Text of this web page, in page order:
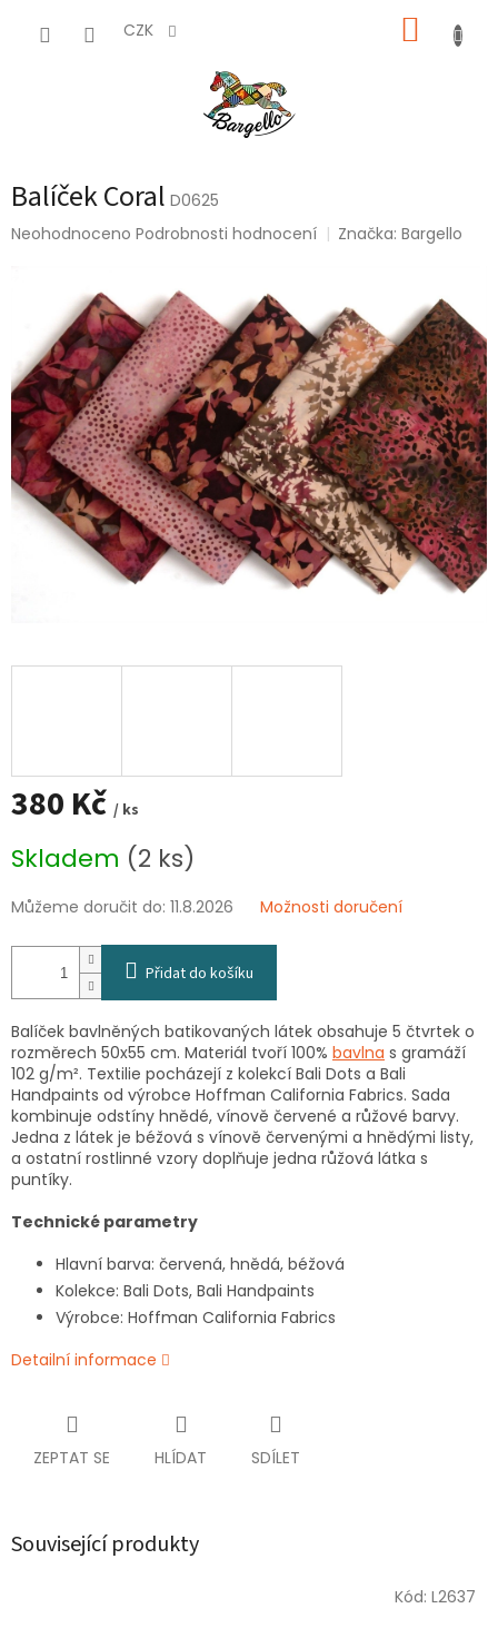
CZK
Balíček Coral D0625
Průměrné
hvězdiček.
Neohodnoceno Podrobnosti hodnocení Značka:Bargello
380 Kč / ks
cena:
Skladem (2 ks)
Můžeme doručit do: 11.8.2026 Možnosti doručení
Přidat do košíku
Balíček bavlněných batikovaných látek obsahuje 5 čtvrtek o
rozměrech 50x55 cm. Materiál tvoří 100% bavlna s gramáží
102 g/m². Textilie pocházejí z kolekcí Bali Dots a Bali
Handpaints od výrobce Hoffman California Fabrics. Sada
kombinuje odstíny hnědé, vínově červené a růžové barvy.
Jedna z látek je béžová s vínově červenými a hnědými listy,
a ostatní rostlinné vzory doplňuje jedna růžová látka s
puntíky.
Technické parametry
Hlavní barva: červená, hnědá, béžová
Kolekce: Bali Dots, Bali Handpaints
Výrobce: Hoffman California Fabrics
Detailní informace
ZEPTAT SE HLÍDAT SDÍLET
Související produkty
Kód: L2637